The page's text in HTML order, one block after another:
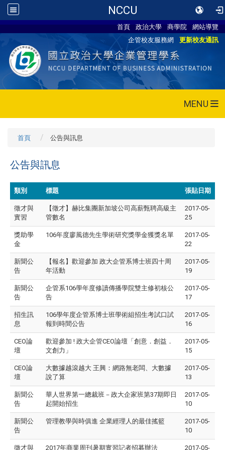
NCCU
首頁 政治大學 商學院
網站導覽
企管校友服務網
更新校友通訊
MENU
首頁 公告與訊息
公告與訊息
類別 標題 張貼日期
徵才與
實習
【徵才】赫比集團新加坡公司高薪甄聘高級主
管數名
2017-05-
25
獎助學
金
106年度廖風德先生學術研究獎學金獲獎名單
2017-05-
22
新聞公
告
【報名】歡迎參加 政大企管系博士班四十周
年活動
2017-05-
19
新聞公
告
企管系106學年度修讀傳播學院雙主修初核公
告
2017-05-
17
招生訊
息
106學年度企管系博士班學術組招生考試口試
報到時間公告
2017-05-
16
CEO論
壇
歡迎參加 ! 政大企管CEO論壇「創意．創益．
文創力」
2017-05-
15
CEO論
壇
大數據越滾越大 王興：網路無老闆、大數據
說了算
2017-05-
13
新聞公
告
華人世界第一總裁班－政大企家班第37期即日
起開始招生
2017-05-
10
新聞公
告
​管理教學與時俱進 企業經理人的最佳搖籃
2017-05-
10
徵才與 2017年商業周刊暑期實習記者招募辦法 2017-05-